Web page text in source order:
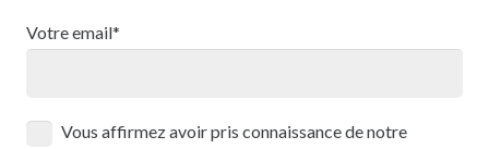
Votre email*
Vous affirmez avoir pris connaissance de notre